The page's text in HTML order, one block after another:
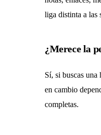
liga distinta a las
¿Merece la
Sí, si buscas
en cambio
completas.